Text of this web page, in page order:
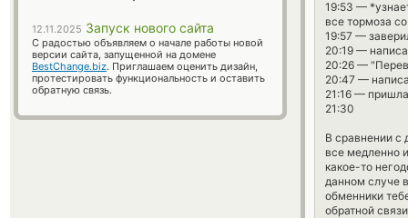
19:53 —
все тормоза
19:57 —
20:19 —
20:26 —
20:47 —
21:16 —
21:30
В сравнении с
все медленно
какое-то
данном случе
обменники
обратной
12.11.2025 Запуск нового сайта
С радостью объявляем о начале работы новой
версии сайта, запущенной на домене
BestChange.biz. Приглашаем оценить дизайн,
протестировать функциональность и оставить
обратную связь.